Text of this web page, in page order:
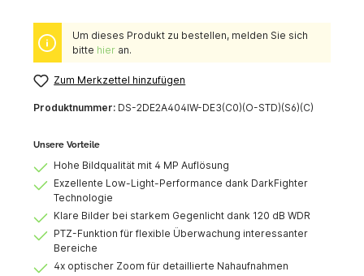
Um dieses Produkt zu bestellen, melden Sie sich
bitte hieran.
Zum Merkzettel hinzufügen
Produktnummer: DS-2DE2A404IW-DE3(C0)(O-STD)(S6)(C)
Unsere Vorteile
Hohe Bildqualität mit 4 MP Auflösung
Exzellente Low-Light-Performance dank DarkFighter
Technologie
Klare Bilder bei starkem Gegenlicht dank 120 dB WDR
PTZ-Funktion für flexible Überwachung interessanter
Bereiche
4x optischer Zoom für detaillierte Nahaufnahmen